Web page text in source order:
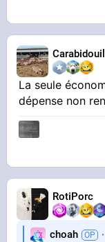
La seule
dépense non
RotiPorc
choah